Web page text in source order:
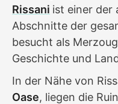
Rissani ist einer der
Abschnitte der
besucht als
Geschichte und
In der Nähe von
Oase, liegen die